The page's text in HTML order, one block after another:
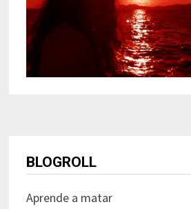
BLOGROLL
Aprende a matar